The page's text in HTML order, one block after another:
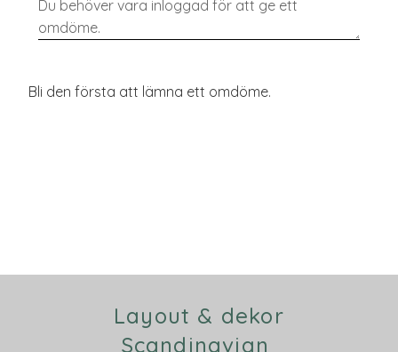
Bli den första att lämna ett omdöme.
Layout & dekor
Scandinavian